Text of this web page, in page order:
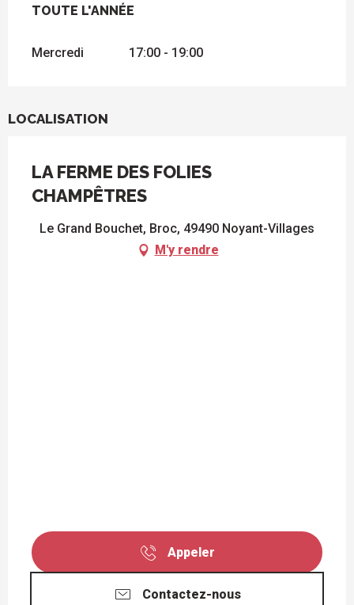
TOUTE L'ANNÉE
TOUTE L'ANNÉE
Mercredi 17:00 - 19:00
LOCALISATION
LA FERME DES FOLIES
CHAMPÊTRES
Le Grand Bouchet, Broc, 49490 Noyant-Villages
M'y rendre
Appeler
Contactez-nous